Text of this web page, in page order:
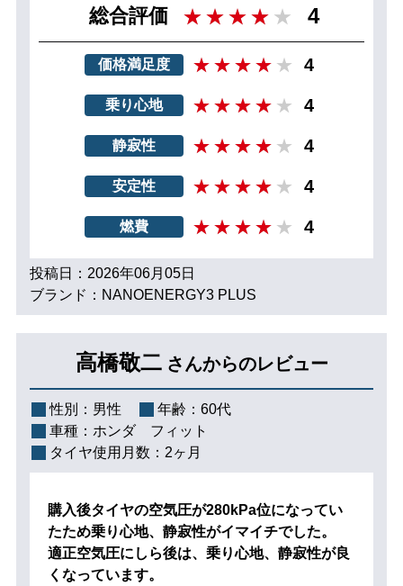
総合評価 4
価格満足度 4
乗り心地 4
静寂性 4
安定性 4
燃費 4
投稿日：2026年06月05日
ブランド：NANOENERGY3 PLUS
高橋敬二 さんからのレビュー
性別： 男性 年齢： 60代
車種： ホンダ フィット
タイヤ使用月数： 2ヶ月
購入後タイヤの空気圧が280kPa位になってい
たため乗り心地、静寂性がイマイチでした。
適正空気圧にしら後は、乗り心地、静寂性が良
くなっています。